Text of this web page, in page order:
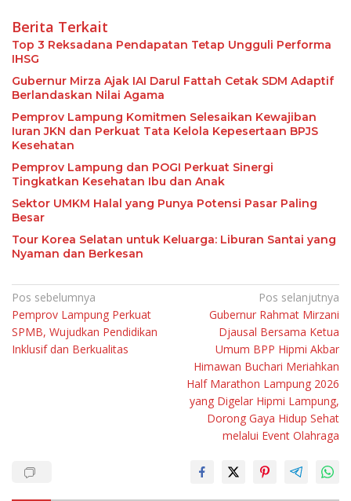
Berita Terkait
Top 3 Reksadana Pendapatan Tetap Ungguli Performa
IHSG
Gubernur Mirza Ajak IAI Darul Fattah Cetak SDM Adaptif
Berlandaskan Nilai Agama
Pemprov Lampung Komitmen Selesaikan Kewajiban
Iuran JKN dan Perkuat Tata Kelola Kepesertaan BPJS
Kesehatan
Pemprov Lampung dan POGI Perkuat Sinergi
Tingkatkan Kesehatan Ibu dan Anak
Sektor UMKM Halal yang Punya Potensi Pasar Paling
Besar
Tour Korea Selatan untuk Keluarga: Liburan Santai yang
Nyaman dan Berkesan
Navigasi
pos
Pos sebelumnya
Pemprov Lampung Perkuat
SPMB, Wujudkan Pendidikan
Inklusif dan Berkualitas
Pos selanjutnya
Gubernur Rahmat Mirzani
Djausal Bersama Ketua
Umum BPP Hipmi Akbar
Himawan Buchari Meriahkan
Half Marathon Lampung 2026
yang Digelar Hipmi Lampung,
Dorong Gaya Hidup Sehat
melalui Event Olahraga